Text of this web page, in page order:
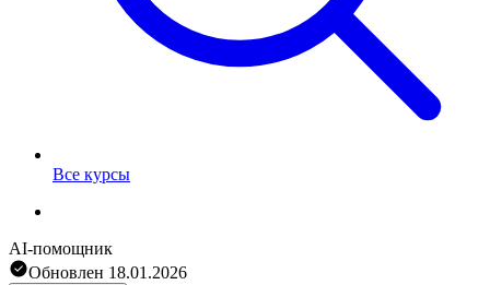
Все курсы
AI-помощник
Обновлен 18.01.2026